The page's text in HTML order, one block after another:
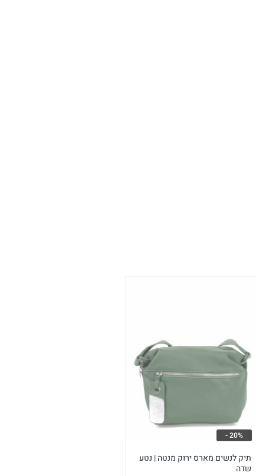
תיק לנשים מארס ירוק מנטה | נטע
שדה
20% -